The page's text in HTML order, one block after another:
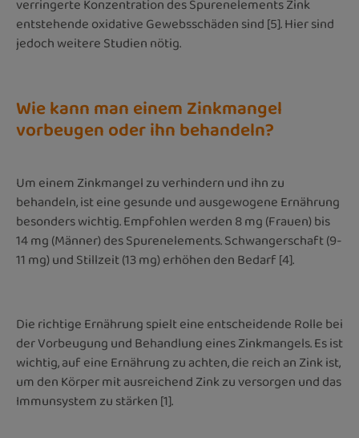
verringerte Konzentration des Spurenelements Zink
entstehende oxidative Gewebsschäden sind [5]. Hier sind
jedoch weitere Studien nötig.
Wie kann man einem Zinkmangel
vorbeugen oder ihn behandeln?
Um einem Zinkmangel zu verhindern und ihn zu
behandeln, ist eine gesunde und ausgewogene Ernährung
besonders wichtig. Empfohlen werden 8 mg (Frauen) bis
14 mg (Männer) des Spurenelements. Schwangerschaft (9-
11 mg) und Stillzeit (13 mg) erhöhen den Bedarf [4].
Die richtige Ernährung spielt eine entscheidende Rolle bei
der Vorbeugung und Behandlung eines Zinkmangels. Es ist
wichtig, auf eine Ernährung zu achten, die reich an Zink ist,
um den Körper mit ausreichend Zink zu versorgen und das
Immunsystem zu stärken [1].